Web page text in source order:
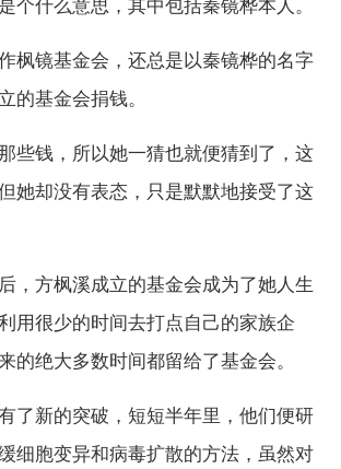
个什么意思，其中包括秦镜桦本人。
枫镜基金会，还总是以秦镜桦的名字
的基金会捐钱。
些钱，所以她一猜也就便猜到了，这
她却没有表态，只是默默地接受了这
，方枫溪成立的基金会成为了她人生
用很少的时间去打点自己的家族企
的绝大多数时间都留给了基金会。
了新的突破，短短半年里，他们便研
细胞变异和病毒扩散的方法，虽然对